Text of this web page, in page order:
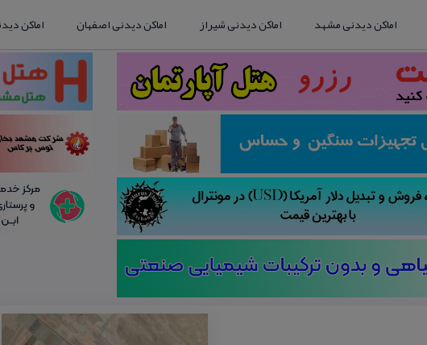
اماکن دیدنی مشهد اماکن دیدنی شیراز اماکن دیدنی اصفهان اماکن